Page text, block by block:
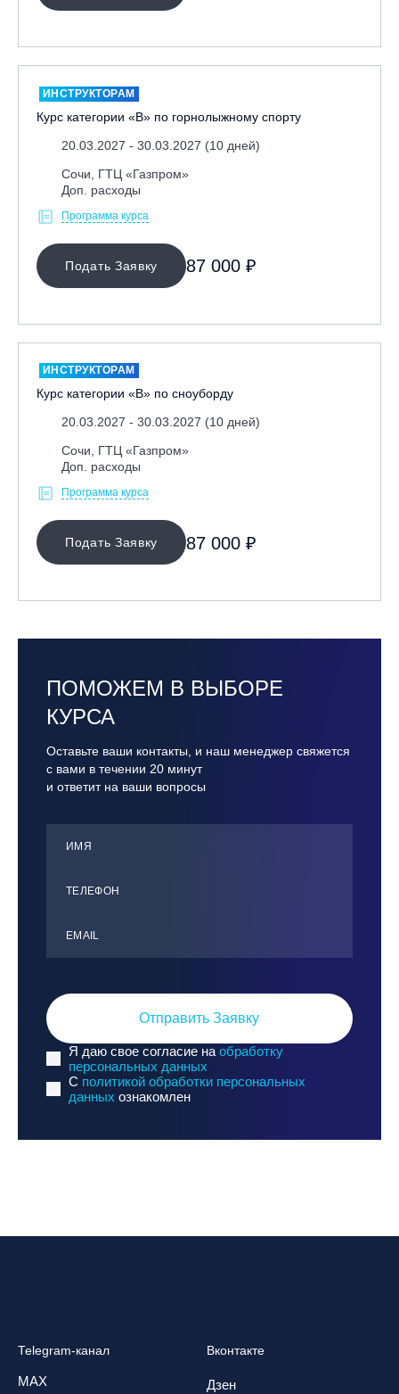
Ярославль, СП «Изгиб»
ОЧИСТИТЬ ФИЛЬТР
ИНСТРУКТОРАМ
Курс категории «В» по горнолыжному спорту
20.03.2027 - 30.03.2027 (10 дней)
Сочи, ГТЦ «Газпром»
Доп. расходы
Программа курса
Подать Заявку 87 000 ₽
ИНСТРУКТОРАМ
Курс категории «В» по сноуборду
20.03.2027 - 30.03.2027 (10 дней)
Сочи, ГТЦ «Газпром»
Доп. расходы
Программа курса
Подать Заявку 87 000 ₽
ПОМОЖЕМ В ВЫБОРЕ
КУРСА
Оставьте ваши контакты, и наш менеджер свяжется
с вами в течении 20 минут
и ответит на ваши вопросы
ИМЯ
ТЕЛЕФОН
ЕMАIL
Отправить Заявку
Я даю свое согласие на обработку
персональных данных
C политикой обработки персональных
данных ознакомлен
Telegram-канал Вконтакте
MAX Дзен